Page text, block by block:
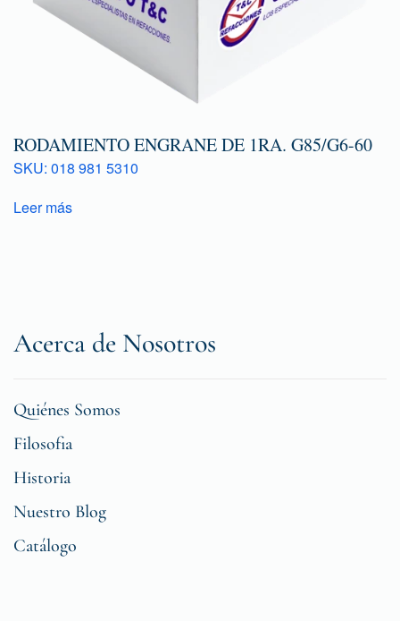
RODAMIENTO ENGRANE DE 1RA. G85/G6-60
SKU: 018 981 5310
Leer más
Acerca de Nosotros
Quiénes Somos
Filosofia
Historia
Nuestro Blog
Catálogo